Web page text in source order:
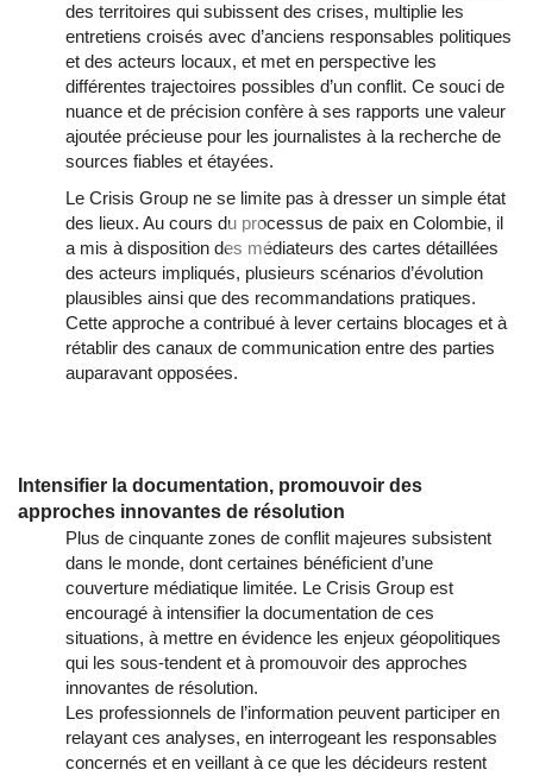
des territoires qui subissent des crises, multiplie les
entretiens croisés avec d’anciens responsables politiques
et des acteurs locaux, et met en perspective les
différentes trajectoires possibles d’un conflit. Ce souci de
nuance et de précision confère à ses rapports une valeur
ajoutée précieuse pour les journalistes à la recherche de
sources fiables et étayées.
Le Crisis Group ne se limite pas à dresser un simple état
des lieux. Au cours du processus de paix en Colombie, il
a mis à disposition des médiateurs des cartes détaillées
des acteurs impliqués, plusieurs scénarios d’évolution
plausibles ainsi que des recommandations pratiques.
Cette approche a contribué à lever certains blocages et à
rétablir des canaux de communication entre des parties
auparavant opposées.
Intensifier la documentation, promouvoir des
approches innovantes de résolution
Plus de cinquante zones de conflit majeures subsistent
dans le monde, dont certaines bénéficient d’une
couverture médiatique limitée. Le Crisis Group est
encouragé à intensifier la documentation de ces
situations, à mettre en évidence les enjeux géopolitiques
qui les sous-tendent et à promouvoir des approches
innovantes de résolution.
Les professionnels de l’information peuvent participer en
relayant ces analyses, en interrogeant les responsables
concernés et en veillant à ce que les décideurs restent